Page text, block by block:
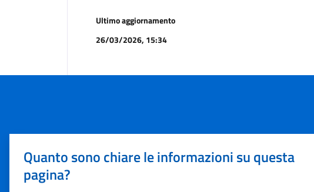
Ultimo aggiornamento
26/03/2026, 15:34
Quanto sono chiare le informazioni su questa
pagina?